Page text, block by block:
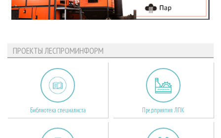
ПРОЕКТЫ ЛЕСПРОМИНФОРМ
Библиотека специалиста Предприятия ЛПК